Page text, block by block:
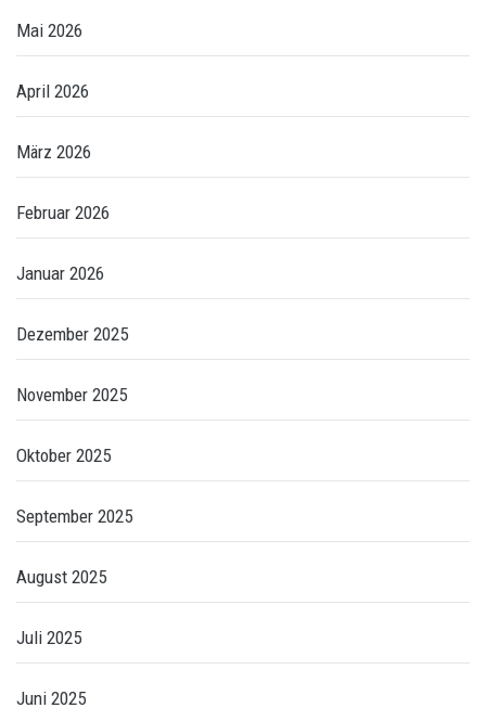
Mai 2026
April 2026
März 2026
Februar 2026
Januar 2026
Dezember 2025
November 2025
Oktober 2025
September 2025
August 2025
Juli 2025
Juni 2025